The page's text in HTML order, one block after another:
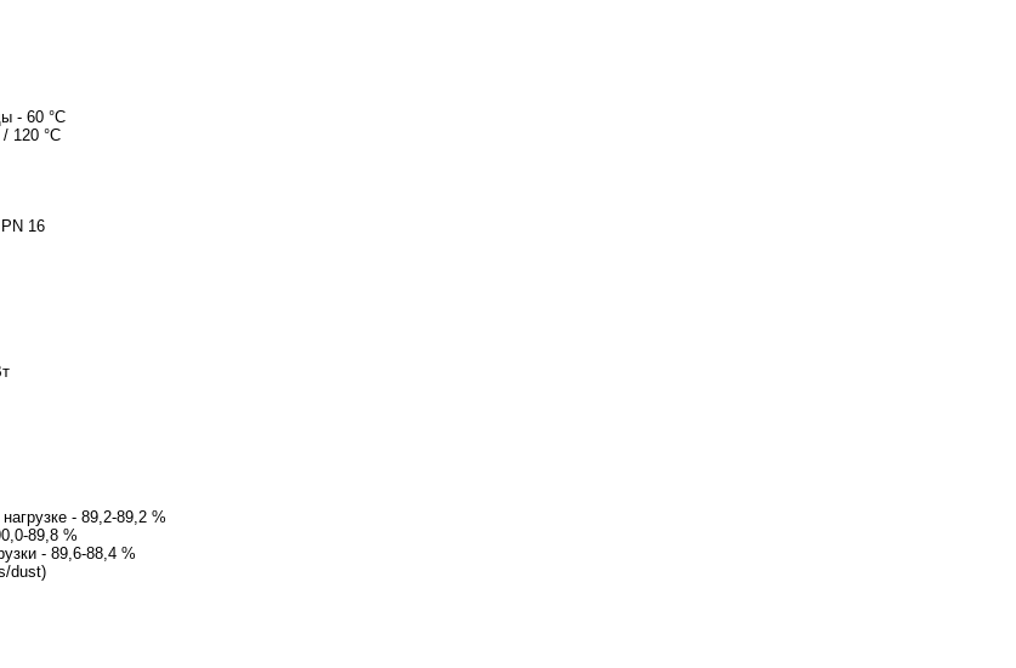
- 60 °C
бар / 120 °C
16
- FF265
- 132SC
415 D V
ток - 11 A
1180 %
мощности - 0,87-0,82
скорость - 2920-2940
- 89,2-89,2 %
89,8 %
- 89,6-88,4 %
dust)
- 85U17417